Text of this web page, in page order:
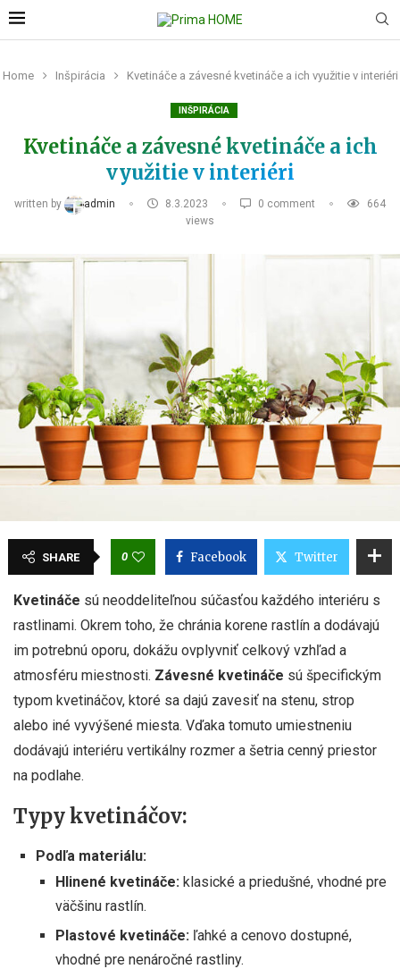
Home Inšpirácia Kvetináče a závesné kvetináče a ich využitie v interiéri
INŠPIRÁCIA
Kvetináče a závesné kvetináče a ich
využitie v interiéri
written by admin 8.3.2023 0 comment
664
views
SHARE 0 Facebook Twitter
Kvetináče sú neoddeliteľnou súčasťou každého interiéru s
rastlinami. Okrem toho, že chránia korene rastlín a dodávajú
im potrebnú oporu, dokážu ovplyvniť celkový vzhľad a
atmosféru miestnosti. Závesné kvetináče sú špecifickým
typom kvetináčov, ktoré sa dajú zavesiť na stenu, strop
alebo iné vyvýšené miesta. Vďaka tomuto umiestneniu
dodávajú interiéru vertikálny rozmer a šetria cenný priestor
na podlahe.
Typy kvetináčov:
Podľa materiálu:
Hlinené kvetináče: klasické a priedušné, vhodné pre
väčšinu rastlín.
Plastové kvetináče: ľahké a cenovo dostupné,
vhodné pre nenáročné rastliny.